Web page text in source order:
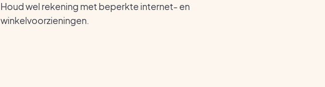
Houd wel rekening met beperkte internet- en
winkelvoorzieningen.